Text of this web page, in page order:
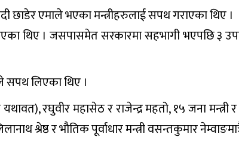
छाडेर एमाले भएका मन्त्रीहरुलाई सपथ गराएका थिए ।
थिए । जसपासमेत सरकारमा सहभागी भएपछि ३
सपथ लिएका थिए ।
रघुवीर महासेठ र राजेन्द्र महतो, १५ जना मन्त्री
श्रेष्ठ र भौतिक पूर्वाधार मन्त्री वसन्तकुमार